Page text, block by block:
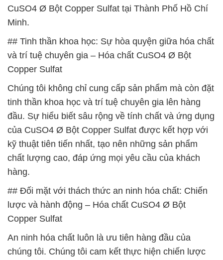
CuSO4 Ø Bột Copper Sulfat tại Thành Phố Hồ Chí
Minh.
## Tinh thần khoa học: Sự hòa quyện giữa hóa chất
và trí tuệ chuyên gia – Hóa chất CuSO4 Ø Bột
Copper Sulfat
Chúng tôi không chỉ cung cấp sản phẩm mà còn đặt
tinh thần khoa học và trí tuệ chuyên gia lên hàng
đầu. Sự hiểu biết sâu rộng về tính chất và ứng dụng
của CuSO4 Ø Bột Copper Sulfat được kết hợp với
kỹ thuật tiên tiến nhất, tạo nên những sản phẩm
chất lượng cao, đáp ứng mọi yêu cầu của khách
hàng.
## Đối mặt với thách thức an ninh hóa chất: Chiến
lược và hành động – Hóa chất CuSO4 Ø Bột
Copper Sulfat
An ninh hóa chất luôn là ưu tiên hàng đầu của
chúng tôi. Chúng tôi cam kết thực hiện chiến lược